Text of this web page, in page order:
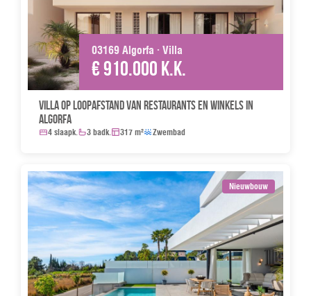
03169 Algorfa · Villa
€ 910.000 k.k.
Villa op loopafstand van restaurants en winkels in
Algorfa
4 slaapk. 3 badk. 317 m² Zwembad
Nieuwbouw